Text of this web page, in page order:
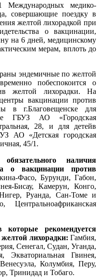
Международных медико-
совершающие поездку в
желтой лихорадкой при
о вакцинации,
на 6 дней, медицинскому
мерам, вплоть до
эндемичные по желтой
побеспокоится о
желтой лихорадки. На
вакцинации против
в г.Благовещенске для
ГБУЗ АО «Городская
28, и для детейв
АО «Детская городская
45/1.
наличия
о вакцинации против
Фасо, Бурунди, Габон,
Бисау, Камерун, Конго,
Руанда, Сан-Томе и
рекомендуется
лихорадки: Гамбия,
Сенегал, Судан, Уганда,
Гвинея,
Колумбия, Перу,
Тринидад и Тобаго.